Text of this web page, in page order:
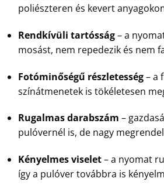
poliészteren és kevert
Rendkívüli tartósság– a
mosást, nem repedezik és nem
Fotóminőségű részletesség– a
színátmenetek is tökéletesen
Rugalmas darabszám –
pulóvernél is, de nagy
Kényelmes viselet– a nyomat
így a pulóver továbbra is